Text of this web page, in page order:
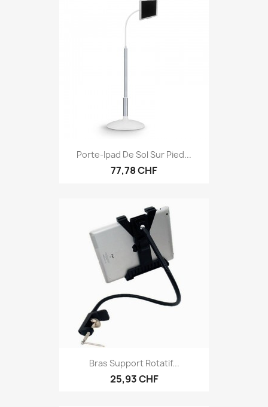
Porte-Ipad De Sol Sur Pied...
77,78 CHF
Bras Support Rotatif...
25,93 CHF